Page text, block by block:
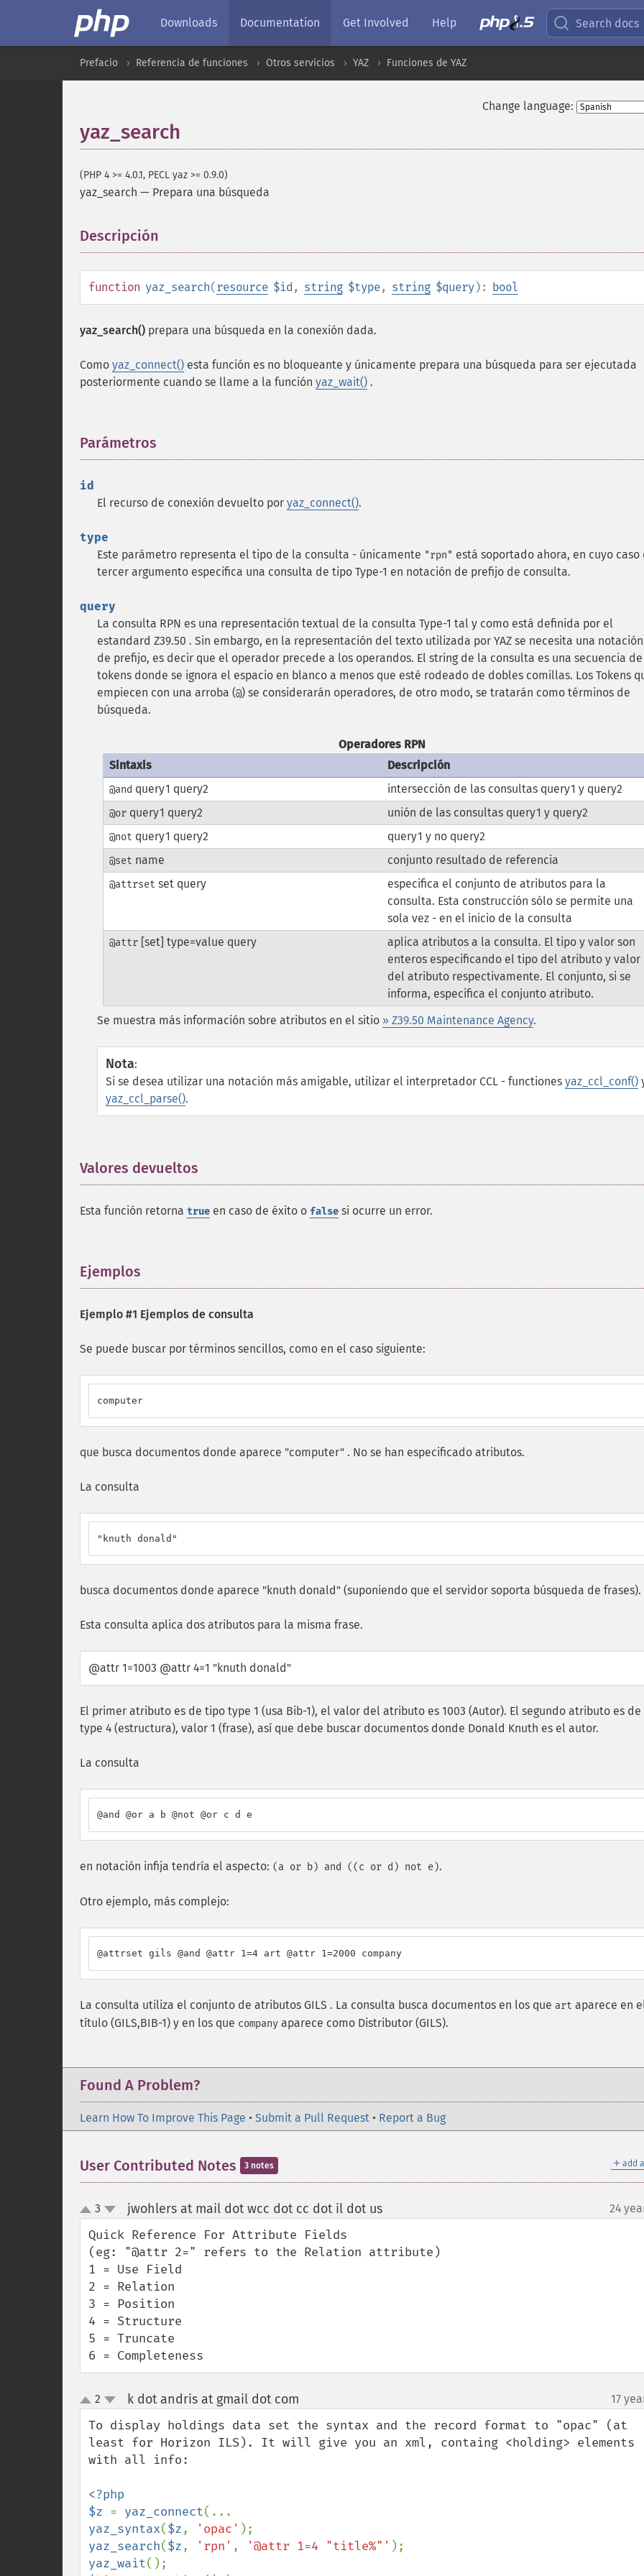
Downloads Documentation Get Involved Help Search docs
Prefacio Referencia de funciones Otros servicios YAZ Funciones de YAZ
Change language:
yaz_search
(PHP 4 >= 4.0.1, PECL yaz >= 0.9.0)
yaz_search — Prepara una búsqueda
Descripción
function yaz_search(resource $id , string $type, string $query): bool
yaz_search() prepara una búsqueda en la conexión dada.
Como yaz_connect() esta función es no bloqueante y únicamente prepara una búsqueda para ser ejecutada
posteriormente cuando se llame a la función yaz_wait() .
Parámetros
id
El recurso de conexión devuelto por yaz_connect().
type
Este parámetro representa el tipo de la consulta - únicamente "rpn" está soportado ahora, en cuyo caso
tercer argumento especifica una consulta de tipo Type-1 en notación de prefijo de consulta.
query
La consulta RPN es una representación textual de la consulta Type-1 tal y como está definida por el
estandard Z39.50 . Sin embargo, en la representación del texto utilizada por YAZ se necesita una notación
de prefijo, es decir que el operador precede a los operandos. El string de la consulta es una secuencia de
tokens donde se ignora el espacio en blanco a menos que esté rodeado de dobles comillas. Los Tokens
empiecen con una arroba (@) se considerarán operadores, de otro modo, se tratarán como términos de
búsqueda.
Operadores RPN
Sintaxis
Descripción
@and query1 query2 intersección de las consultas query1 y query2
@orquery1 query2 unión de las consultas query1 y query2
@not query1 query2 query1 y no query2
@set name conjunto resultado de referencia
@attrset set query
especifica el conjunto de atributos para la
consulta. Esta construcción sólo se permite una
sola vez - en el inicio de la consulta
@attr[set] type=value query
aplica atributos a la consulta. El tipo y valor son
enteros especificando el tipo del atributo y valor
del atributo respectivamente. El conjunto, si se
informa, especifica el conjunto atributo.
Se muestra más información sobre atributos en el sitio » Z39.50 Maintenance Agency.
Nota:
Si se desea utilizar una notación más amigable, utilizar el interpretador CCL - functiones yaz_ccl_conf()
yaz_ccl_parse().
Valores devueltos
Esta función retorna true en caso de éxito o false si ocurre un error.
Ejemplos
Ejemplo #1 Ejemplos de consulta
Se puede buscar por términos sencillos, como en el caso siguiente:
computer
que busca documentos donde aparece "computer" . No se han especificado atributos.
La consulta
"knuth donald"
busca documentos donde aparece "knuth donald" (suponiendo que el servidor soporta búsqueda de frases).
Esta consulta aplica dos atributos para la misma frase.
@attr 1=1003 @attr 4=1 "knuth donald"
El primer atributo es de tipo type 1 (usa Bib-1), el valor del atributo es 1003 (Autor). El segundo atributo es
type 4 (estructura), valor 1 (frase), así que debe buscar documentos donde Donald Knuth es el autor.
La consulta
@and @or a b @not @or c d e
en notación infija tendría el aspecto: (a or b) and ((c or d) not e).
Otro ejemplo, más complejo:
@attrset gils @and @attr 1=4 art @attr 1=2000 company
La consulta utiliza el conjunto de atributos GILS . La consulta busca documentos en los que art aparece en
título (GILS,BIB-1) y en los que company aparece como Distributor (GILS).
Found A Problem?
Learn How To Improve This Page • Submit a Pull Request • Report a Bug
＋ add
User Contributed Notes 3 notes
up
down
3 jwohlers at mail dot wcc dot cc dot il dot us¶ 24
Quick Reference For Attribute Fields
(eg: "@attr 2=" refers to the Relation attribute)
1 = Use Field
2 = Relation
3 = Position
4 = Structure
5 = Truncate
6 = Completeness
up
down
2 k dot andris at gmail dot com 17
To display holdings data set the syntax and the record format to "opac" (at
least for Horizon ILS). It will give you an xml, containg <holding> elements
with all info:
<?php
$z = yaz_connect
yaz_syntax($z, 'opac'
yaz_search($z, 'rpn' , '@attr 1=4 "title%"'
yaz_wait